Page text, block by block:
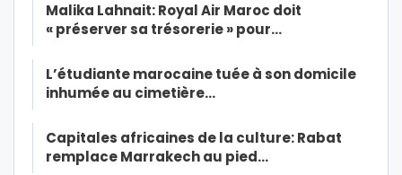
Malika Lahnait: Royal Air Maroc doit
« préserver sa trésorerie » pour…
L’étudiante marocaine tuée à son domicile
inhumée au cimetière…
Capitales africaines de la culture: Rabat
remplace Marrakech au pied…